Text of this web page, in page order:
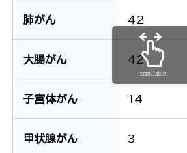
肺がん 42
大腸がん 42
子宮体がん 14
甲状腺がん 3
scrollable